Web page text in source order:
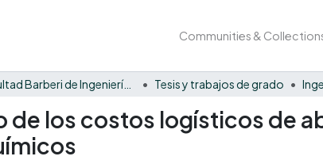
Communities &
Facultad Barberi de Ingeniería, Diseño y Ciencias Aplicadas Tesis y trabajos de grado
de los costos logísticos de